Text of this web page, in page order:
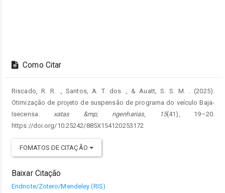
Como Citar
Riscado, R. R. ., Santos, A. T. dos ., & Auatt, S. S. M. . (2025).
Otimização de projeto de suspensão de programa do veículo Baja-
Isecensa. xatas &mp; ngenharias, 15(41), 19–20.
https://doi.org/10.25242/885X154120253172
FOMATOS DE CITAÇÃO
Baixar Citação
Endnote/Zotero/Mendeley (RIS)